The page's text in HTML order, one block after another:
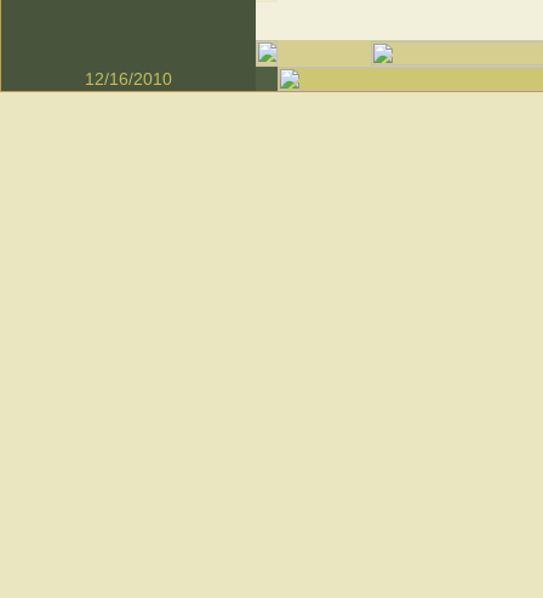
12/16/2010